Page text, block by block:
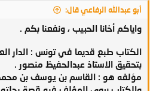
أبو عبدالله الرفاعي قال:
واياكم أخانا الحبيب ، ونفعنا بكم .
الكتاب طبع قديما في تونس : الدار
بتحقيق الاستاذ عبدالحفيظ منصور .
مؤلفه هو : القاسم بن يوسف بن محمد بن